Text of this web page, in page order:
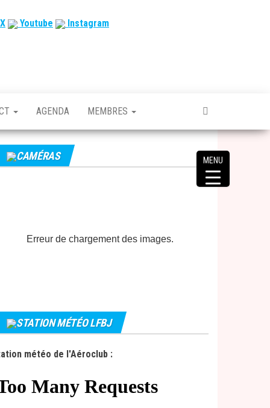
Youtube Instagram
AGENDA MEMBRES
CAMÉRAS
Erreur de chargement des images.
STATION MÉTÉO LFBJ
météo de l'Aéroclub :
MENU